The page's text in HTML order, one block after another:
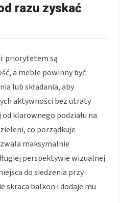
razu zyskać
priorytetem są
a meble powinny być
lub składania, aby
aktywności bez utraty
klarownego podziału na
co porządkuje
maksymalnie
perspektywie wizualnej
do siedzenia przy
skraca balkon i dodaje mu